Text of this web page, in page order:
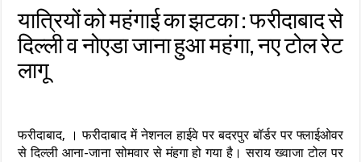
यात्रियों को महंगाई का झटका : फरीदाबाद से
दिल्ली व नोएडा जाना हुआ महंगा, नए टोल रेट
लागू
फरीदाबाद, । फरीदाबाद में नेशनल हाईवे पर बदरपुर बॉर्डर पर फ्लाईओवर
से दिल्ली आना-जाना सोमवार से मंहगा हो गया है। सराय ख्वाजा टोल पर